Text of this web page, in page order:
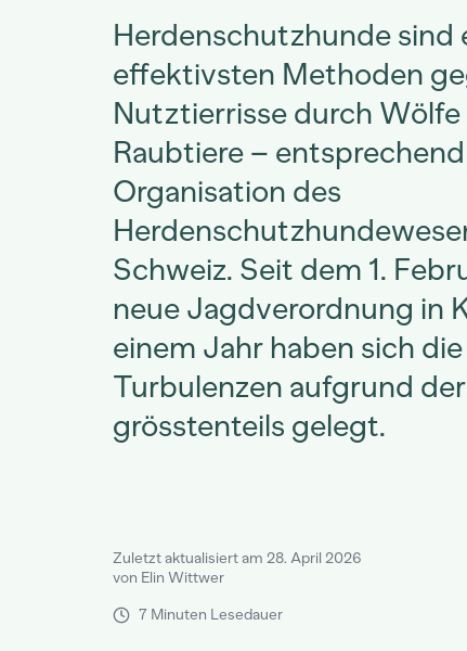
Herdenschutzhunde sind
effektivsten Methoden
Nutztierrisse durch Wölfe
Raubtiere –
Organisation des
Schweiz. Seit dem 1.
neue Jagdverordnung in
einem Jahr haben sich
Turbulenzen aufgrund
grösstenteils gelegt.
Zuletzt aktualisiert am 28. April 2026
von Elin Wittwer
7 Minuten Lesedauer